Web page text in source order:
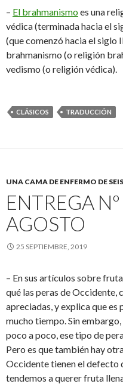
– El brahmanismoes una
védica (terminada hacia el
(que comenzó hacia el siglo
brahmanismo (o religión
vedismo (o religión védica).
CLÁSICOS TRADUCCIÓN
UNA CAMA DE ENFERMO DE
ENTREGA
AGOSTO
25 SEPTIEMBRE, 2019
– En sus artículos sobre
qué las peras de Occidente,
apreciadas, y explica que es
mucho tiempo. Sin
poco a poco, ese tipo de
Pero es que también hay
Occidente tienen el defecto
tendemos a querer fruta